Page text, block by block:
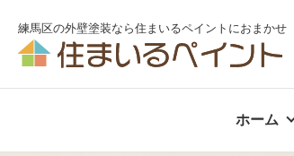
練馬区の外壁塗装なら住まいるペイントにおまかせ
ホーム